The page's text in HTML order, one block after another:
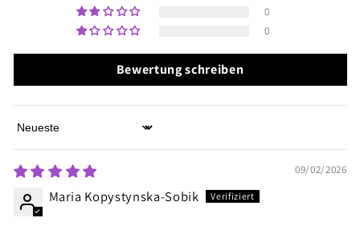
0
0
Bewertung schreiben
Sort by
09/02/2026
Maria Kopystynska-Sobik